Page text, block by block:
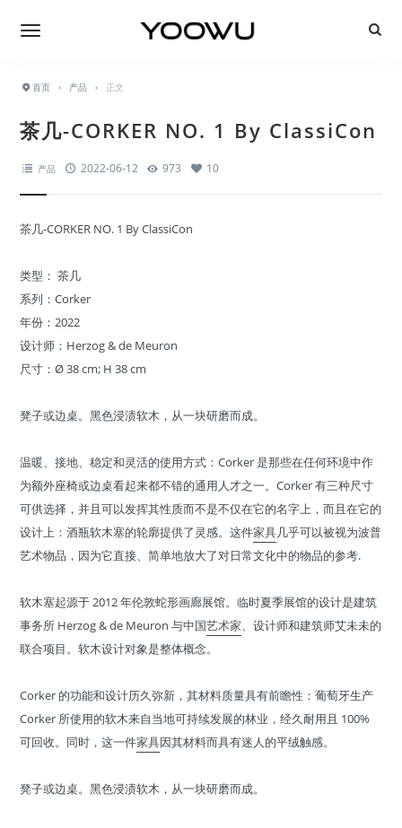
首页 › 产品 › 正文
茶几-CORKER NO. 1 By ClassiCon
产品 2022-06-12 973 10
茶几-CORKER NO. 1 By ClassiCon
类型： 茶几
系列：Corker
年份：2022
设计师：Herzog & de Meuron
尺寸：Ø 38 cm; H 38 cm
凳子或边桌。黑色浸渍软木，从一块研磨而成。
温暖、接地、稳定和灵活的使用方式：Corker 是那些在任何环境中作
为额外座椅或边桌看起来都不错的通用人才之一。Corker 有三种尺寸
可供选择，并且可以发挥其性质而不是不仅在它的名字上，而且在它的
设计上：酒瓶软木塞的轮廓提供了灵感。这件家具几乎可以被视为波普
艺术物品，因为它直接、简单地放大了对日常文化中的物品的参考.
‎软木塞起源于 2012 年伦敦蛇形画廊展馆。临时夏季展馆的设计是建筑
事务所 Herzog & de Meuron 与中国艺术家、设计师和建筑师艾未未的
联合项目。软木设计对象是整体概念。
Corker 的功能和设计历久弥新，其材料质量具有前瞻性：葡萄牙生产
Corker 所使用的软木来自当地可持续发展的林业，经久耐用且 100%
可回收。同时，这一件家具因其材料而具有迷人的平绒触感。
凳子或边桌。黑色浸渍软木，从一块研磨而成。